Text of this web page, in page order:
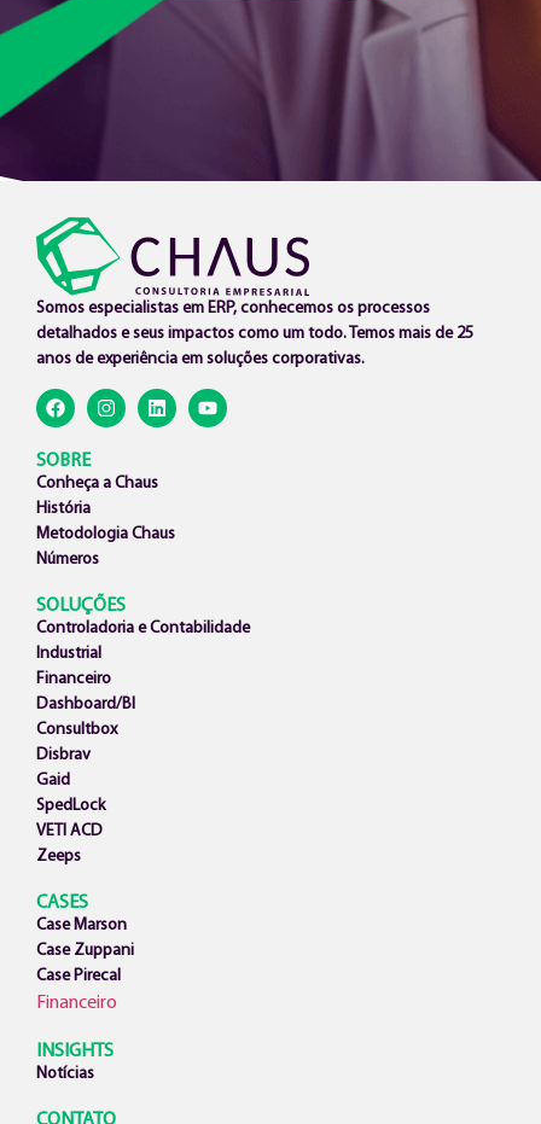
Somos especialistas em ERP, conhecemos os processos
detalhados e seus impactos como um todo. Temos mais de 25
anos de experiência em soluções corporativas.
SOBRE
Conheça a Chaus
História
Metodologia Chaus
Números
SOLUÇÕES
Controladoria e Contabilidade
Industrial
Financeiro
Dashboard/BI
Consultbox
Disbrav
Gaid
SpedLock
VETI ACD
Zeeps
CASES
Case Marson
Case Zuppani
Case Pirecal
Financeiro
INSIGHTS
Notícias